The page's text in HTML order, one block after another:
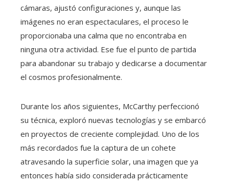
cámaras, ajustó configuraciones y, aunque las
imágenes no eran espectaculares, el proceso le
proporcionaba una calma que no encontraba en
ninguna otra actividad. Ese fue el punto de partida
para abandonar su trabajo y dedicarse a documentar
el cosmos profesionalmente.
Durante los años siguientes, McCarthy perfeccionó
su técnica, exploró nuevas tecnologías y se embarcó
en proyectos de creciente complejidad. Uno de los
más recordados fue la captura de un cohete
atravesando la superficie solar, una imagen que ya
entonces había sido considerada prácticamente